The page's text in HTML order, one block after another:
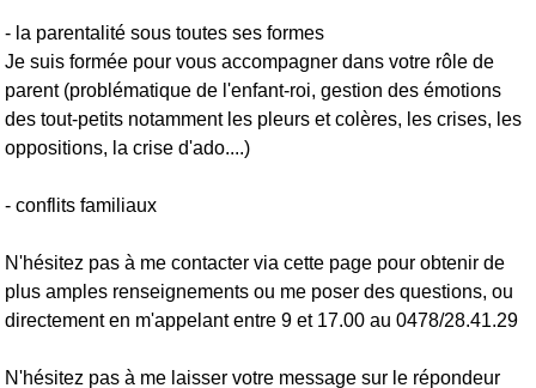
- la parentalité sous toutes ses formes
Je suis formée pour vous accompagner dans votre rôle de
parent (problématique de l'enfant-roi, gestion des émotions
des tout-petits notamment les pleurs et colères, les crises, les
oppositions, la crise d'ado....)
- conflits familiaux
N'hésitez pas à me contacter via cette page pour obtenir de
plus amples renseignements ou me poser des questions, ou
directement en m'appelant entre 9 et 17.00 au 0478/28.41.29
N'hésitez pas à me laisser votre message sur le répondeur